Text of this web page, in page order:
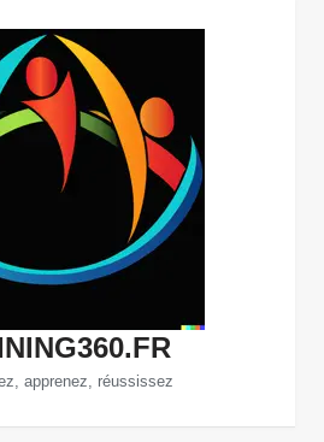
apprenez, réussissez